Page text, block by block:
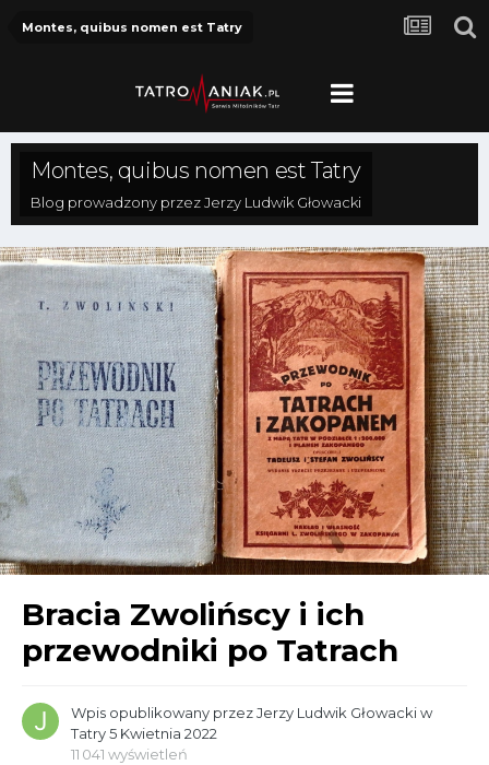
Montes, quibus nomen est Tatry
Montes, quibus nomen est Tatry
Blog prowadzony przezJerzy Ludwik Głowacki
Bracia Zwolińscy i ich
przewodniki po Tatrach
Wpis opublikowany przezJerzy Ludwik Głowackiw
Tatry5 Kwietnia 2022
11 041 wyświetleń